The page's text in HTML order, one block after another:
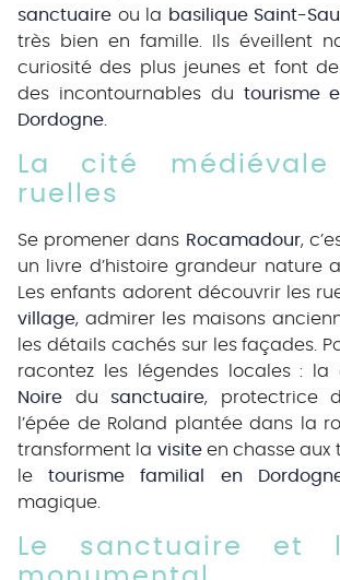
sanctuaire ou la basilique Saint-
très bien en famille. Ils éveillent
curiosité des plus jeunes et font
des incontournables du tourisme
Dordogne
La cité
ruelles
Se promener dans Rocamadour,
un livre d’histoire grandeur nature
Les enfants adorent découvrir les
village, admirer les maisons
les détails cachés sur les façades.
racontez les légendes locales : la
Noire du sanctuaire, protectrice
l’épée de Roland plantée dans la
transforment la visiteen chasse aux
letourisme familial en
magique.
Le sanctuaire et